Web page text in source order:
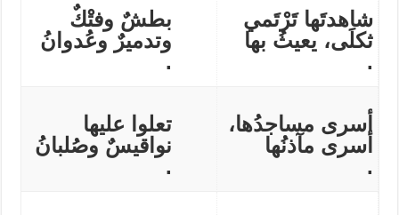
شاهدتَها تَرْتَمي
ثكلَى، يعيثُ بها
.
بطشٌ وفتْكٌ
وتدميرٌ وعُدوانُ
.
أسرى مساجدُها،
أسرى مآذنُها
.
تعلوا عليها
نواقيسٌ وصُلبانُ
.